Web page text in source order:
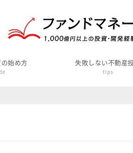
始め方 失敗しない不動産
tips